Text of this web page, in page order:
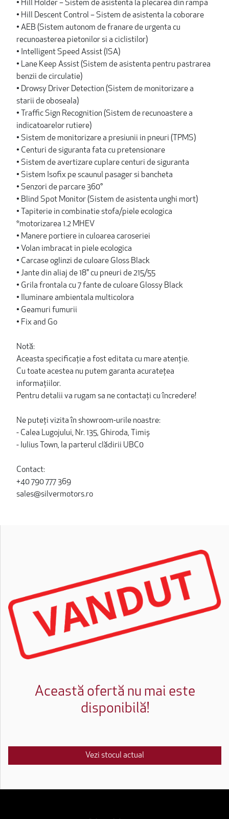
• Hill Holder – Sistem de asistenta la plecarea din rampa
• Hill Descent Control – Sistem de asistenta la coborare
• AEB (Sistem autonom de franare de urgenta cu
recunoasterea pietonilor si a ciclistilor)
• Intelligent Speed Assist (ISA)
• Lane Keep Assist (Sistem de asistenta pentru pastrarea
benzii de circulatie)
• Drowsy Driver Detection (Sistem de monitorizare a
starii de oboseala)
• Traffic Sign Recognition (Sistem de recunoastere a
indicatoarelor rutiere)
• Sistem de monitorizare a presiunii in pneuri (TPMS)
• Centuri de siguranta fata cu pretensionare
• Sistem de avertizare cuplare centuri de siguranta
• Sistem Isofix pe scaunul pasager si bancheta
• Senzori de parcare 360°
• Blind Spot Monitor (Sistem de asistenta unghi mort)
• Tapiterie in combinatie stofa/piele ecologica
*motorizarea 1.2 MHEV
• Manere portiere in culoarea caroseriei
• Volan imbracat in piele ecologica
• Carcase oglinzi de culoare Gloss Black
• Jante din aliaj de 18" cu pneuri de 215/55
• Grila frontala cu 7 fante de culoare Glossy Black
• Iluminare ambientala multicolora
• Geamuri fumurii
• Fix and Go
Notă:
Aceasta specificație a fost editata cu mare atenție.
Cu toate acestea nu putem garanta acuratețea
informațiilor.
Pentru detalii va rugam sa ne contactați cu încredere!
Ne puteți vizita în showroom-urile noastre:
- Calea Lugojului, Nr. 135, Ghiroda, Timiș
- Iulius Town, la parterul clădirii UBC0
Contact:
+40 790 777 369
sales@silvermotors.ro
Această ofertă nu mai este
disponibilă!
Vezi stocul actual